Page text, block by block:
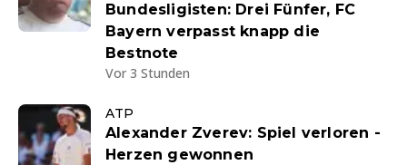
Bundesligisten: Drei Fünfer, FC
Bayern verpasst knapp die
Bestnote
Vor 3 Stunden
ATP
Alexander Zverev: Spiel verloren -
Herzen gewonnen